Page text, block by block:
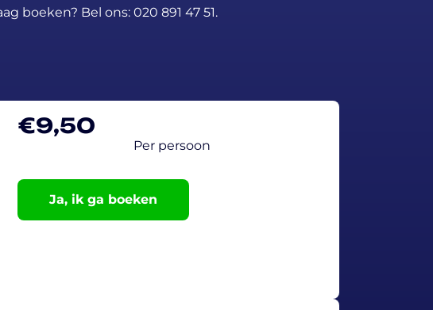
boeken? Bel ons: 020 891 47 51.
€9,50
Per persoon
Ja, ik ga boeken